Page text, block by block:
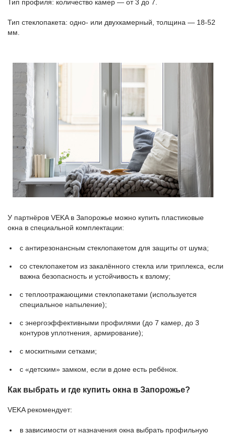
Тип профиля: количество камер — от 3 до 7.
Тип стеклопакета: одно- или двухкамерный, толщина — 18-52
мм.
У партнёров VEKA в Запорожье можно купить пластиковые
окна в специальной комплектации:
с антирезонансным стеклопакетом для защиты от шума;
со стеклопакетом из закалённого стекла или триплекса, если
важна безопасность и устойчивость к взлому;
с теплоотражающими стеклопакетами (используется
специальное напыление);
с энергоэффективными профилями (до 7 камер, до 3
контуров уплотнения, армирование);
с москитными сетками;
с «детским» замком, если в доме есть ребёнок.
Как выбрать и где купить окна в Запорожье?
VEKA рекомендует:
в зависимости от назначения окна выбрать профильную